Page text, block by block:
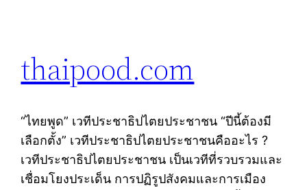
thaipood.com
“ไทยพูด” เวทีประชาธิปไตยประชาชน “ปีนี้ต้องมี
เลือกตั้ง” เวทีประชาธิปไตยประชาชนคืออะไร ?
เวทีประชาธิปไตยประชาชน เป็นเวทีที่รวบรวมและ
เชื่อมโยงประเด็น การปฏิรูปสังคมและการเมือง